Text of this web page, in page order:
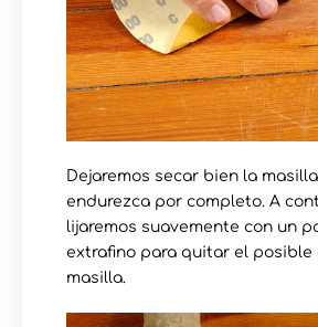
Dejaremos secar bien la
endurezca por completo. A
lijaremos suavemente con un
extrafino para quitar el posible
masilla.